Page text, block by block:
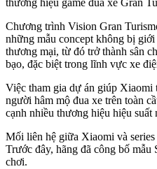
thương hiệu game đua xe Gran
Chương trình Vision Gran
những mẫu concept không bị
thương mại, từ đó trở thành sân
bạo, đặc biệt trong lĩnh vực xe
Việc tham gia dự án giúp Xiaomi
người hâm mộ đua xe trên toàn
cạnh nhiều thương hiệu hiệu suất
Mối liên hệ giữa Xiaomi và
Trước đây, hãng đã công bố
chơi.